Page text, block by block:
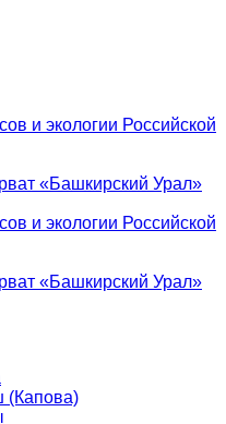
и экологии Российской
«Башкирский Урал»
и экологии Российской
«Башкирский Урал»
(Капова)